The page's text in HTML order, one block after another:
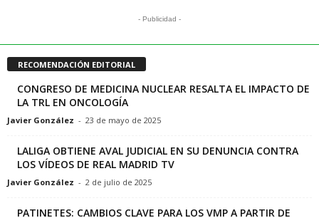
- Publicidad -
RECOMENDACIÓN EDITORIAL
CONGRESO DE MEDICINA NUCLEAR RESALTA EL IMPACTO DE
LA TRL EN ONCOLOGÍA
Javier González - 23 de mayo de 2025
LALIGA OBTIENE AVAL JUDICIAL EN SU DENUNCIA CONTRA
LOS VÍDEOS DE REAL MADRID TV
Javier González - 2 de julio de 2025
PATINETES: CAMBIOS CLAVE PARA LOS VMP A PARTIR DE